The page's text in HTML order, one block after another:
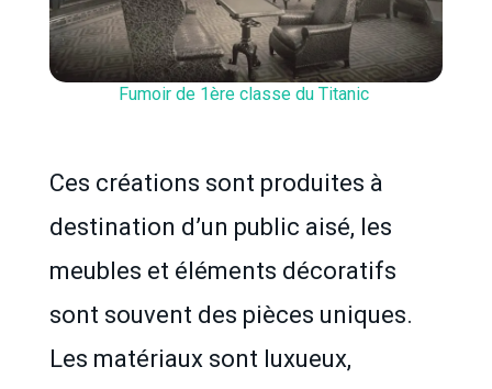
Fumoir de 1ère classe du Titanic
Ces créations sont produites à
destination d’un public aisé, les
meubles et éléments décoratifs
sont souvent des pièces uniques.
Les matériaux sont luxueux,